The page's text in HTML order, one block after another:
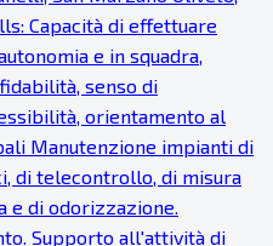
Capacità di effettuare
e in squadra,
senso di
orientamento al
Manutenzione impianti di
di telecontrollo, di misura
e di odorizzazione.
Supporto all'attività di